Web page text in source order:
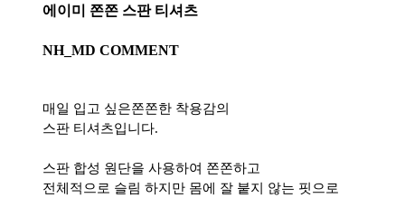
에이미 쫀쫀 스판 티셔츠
NH_MD COMMENT
매일 입고 싶은쫀쫀한 착용감의
스판 티셔츠입니다.
스판 합성 원단을 사용하여 쫀쫀하고
전체적으로 슬림 하지만 몸에 잘 붙지 않는 핏으로